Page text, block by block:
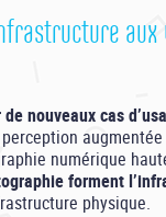
aux
nouveaux cas
numérique
forment
physique.